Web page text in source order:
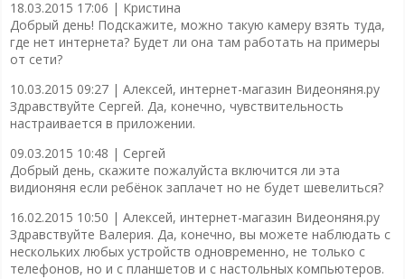
18.03.2015 17:06 | Кристина
Добрый день! Подскажите, можно такую камеру взять туда,
где нет интернета? Будет ли она там работать на примеры
от сети?
10.03.2015 09:27 | Алексей, интернет-магазин Видеоняня.ру
Здравствуйте Сергей. Да, конечно, чувствительность
настраивается в приложении.
09.03.2015 10:48 | Сергей
Добрый день, скажите пожалуйста включится ли эта
видионяня если ребёнок заплачет но не будет шевелиться?
16.02.2015 10:50 | Алексей, интернет-магазин Видеоняня.ру
Здравствуйте Валерия. Да, конечно, вы можете наблюдать с
нескольких любых устройств одновременно, не только с
телефонов, но и с планшетов и с настольных компьютеров.